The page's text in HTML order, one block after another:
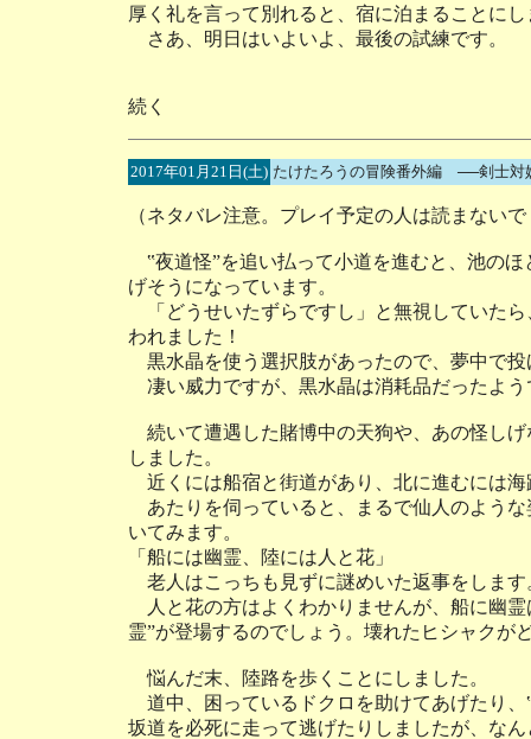
厚く礼を言って別れると、宿に泊まることにし
さあ、明日はいよいよ、最後の試練です。
続く
2017年01月21日(土) たけたろうの冒険番外編 ──剣士
（ネタバレ注意。プレイ予定の人は読まない
‟夜道怪”を追い払って小道を進むと、池の
げそうになっています。
「どうせいたずらですし」と無視していた
われました！
黒水晶を使う選択肢があったので、夢中で
凄い威力ですが、黒水晶は消耗品だったよ
続いて遭遇した賭博中の天狗や、あの怪し
しました。
近くには船宿と街道があり、北に進むには
あたりを伺っていると、まるで仙人のよう
いてみます。
「船には幽霊、陸には人と花」
老人はこっちも見ずに謎めいた返事をします
人と花の方はよくわかりませんが、船に幽
霊”が登場するのでしょう。壊れたヒシャクが
悩んだ末、陸路を歩くことにしました。
道中、困っているドクロを助けてあげたり
坂道を必死に走って逃げたりしましたが、な